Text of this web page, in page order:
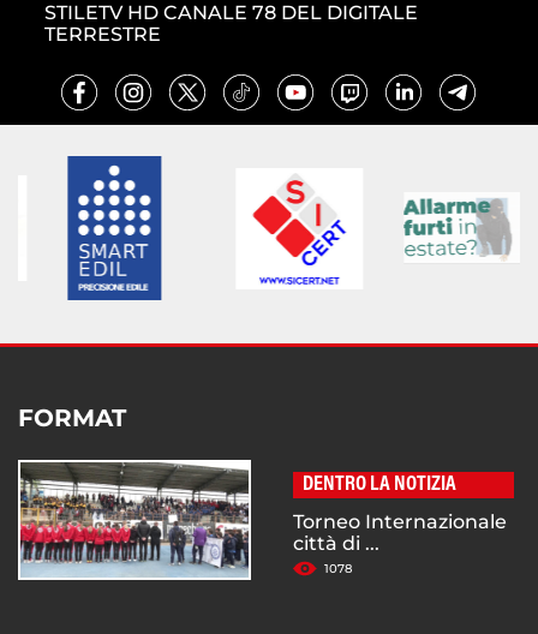
STILETV HD CANALE 78 DEL DIGITALE
TERRESTRE
FORMAT
DENTRO LA NOTIZIA
Torneo Internazionale
città di ...
1078